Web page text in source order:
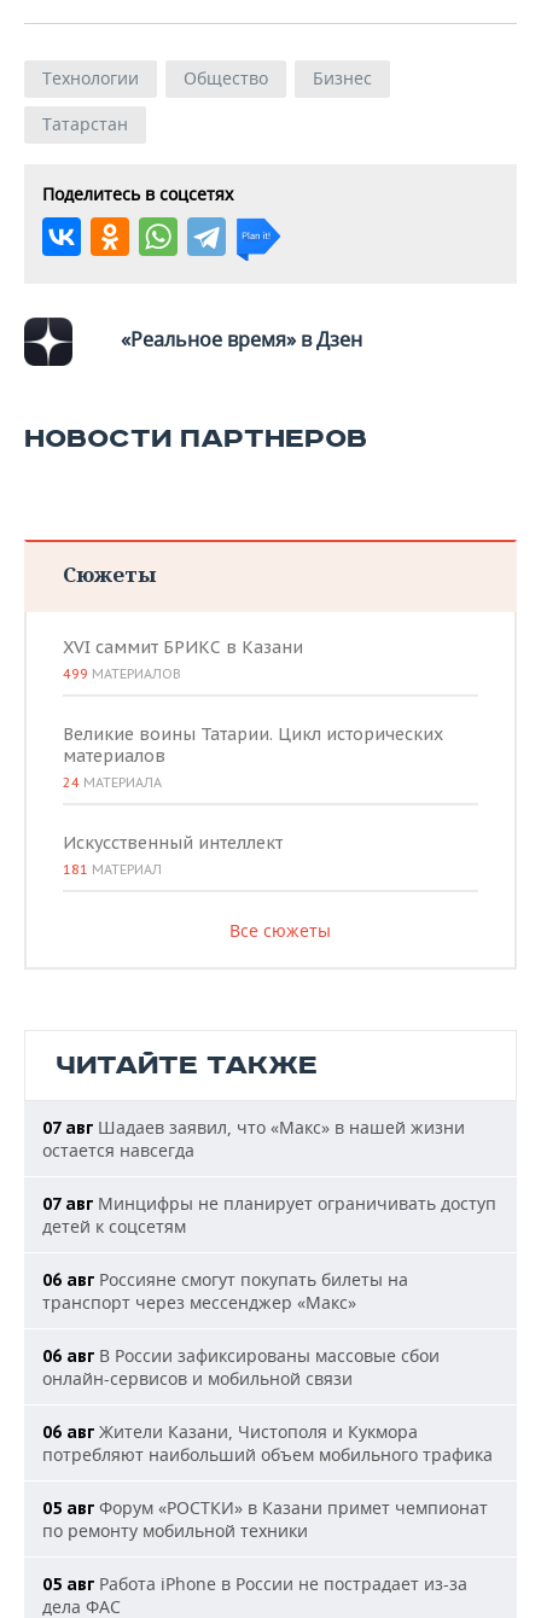
Технологии Общество
Бизнес
Татарстан
Поделитесь в соцсетях
«Реальное время» в Дзен
НОВОСТИ ПАРТНЕРОВ
Сюжеты
XVI саммит БРИКС в Казани
499 МАТЕРИАЛОВ
Великие воины Татарии. Цикл исторических
материалов
24 МАТЕРИАЛА
Искусственный интеллект
181 МАТЕРИАЛ
Все сюжеты
ЧИТАЙТЕ ТАКЖЕ
07 авг Шадаев заявил, что «Макс» в нашей жизни
остается навсегда
07 авг Минцифры не планирует ограничивать доступ
детей к соцсетям
06 авг Россияне смогут покупать билеты на
транспорт через мессенджер «Макс»
06 авг В России зафиксированы массовые сбои
онлайн-сервисов и мобильной связи
06 авг Жители Казани, Чистополя и Кукмора
потребляют наибольший объем мобильного трафика
05 авг Форум «РОСТКИ» в Казани примет чемпионат
по ремонту мобильной техники
05 авг Работа iPhone в России не пострадает из-за
дела ФАС